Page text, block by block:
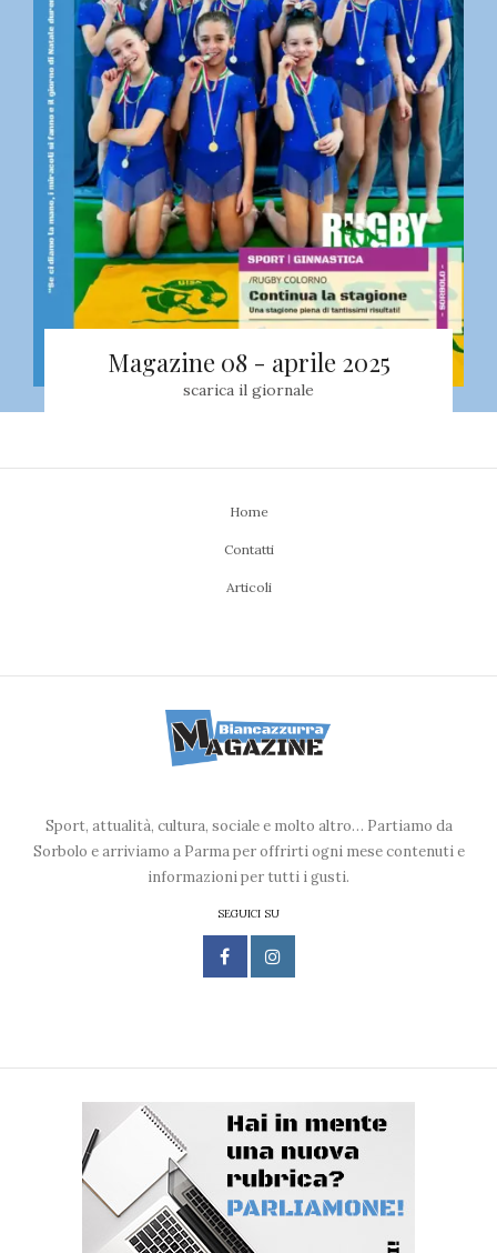
Magazine 08 - aprile 2025
scarica il giornale
Home
Contatti
Articoli
Sport, attualità, cultura, sociale e molto altro… Partiamo da
Sorbolo e arriviamo a Parma per offrirti ogni mese contenuti e
informazioni per tutti i gusti.
SEGUICI SU